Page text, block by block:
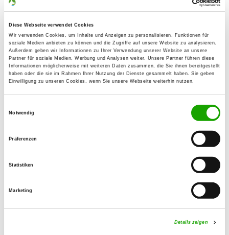
Diese Webseite verwendet Cookies
Wir verwenden Cookies, um Inhalte und Anzeigen zu personalisieren, Funktionen für
soziale Medien anbieten zu können und die Zugriffe auf unsere Website zu analysieren.
Außerdem geben wir Informationen zu Ihrer Verwendung unserer Website an unsere
Partner für soziale Medien, Werbung und Analysen weiter. Unsere Partner führen diese
Informationen möglicherweise mit weiteren Daten zusammen, die Sie ihnen bereitgestellt
haben oder die sie im Rahmen Ihrer Nutzung der Dienste gesammelt haben. Sie geben
Einwilligung zu unseren Cookies, wenn Sie unsere Webseite weiterhin nutzen.
Notwendig
Präferenzen
Statistiken
Marketing
Details zeigen
Zuchtstätte: vom Gebenbacher Land
Details
Lüßweg 7
92274 Gebenbach
Welpen zur Verfügung
Hifering 5
Zuchtstätte: vom Haus Herzogpark
Details
Ahamerstrasse 38